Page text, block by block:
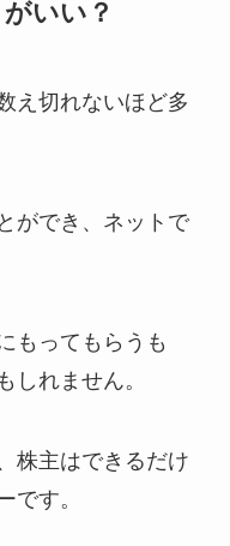
いい？
え切れないほど多
ができ、ネットで
もってもらうも
しれません。
株主はできるだけ
です。